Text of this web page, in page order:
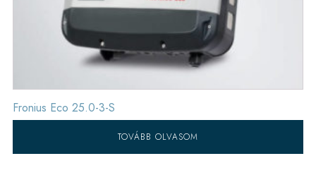
Fronius Eco 25.0-3-S
TOVÁBB OLVASOM